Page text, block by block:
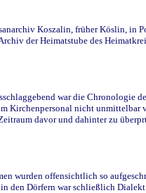
Koszalin, früher Köslin,
der Heimatstube des
war die Chronologie
Kirchenpersonal nicht
davor und dahinter zu
wurden offensichtlich so
den Dörfern war schließlich